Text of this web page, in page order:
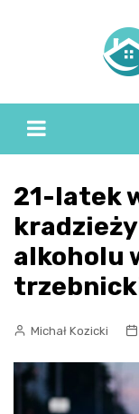
21-latek
alkoholu
Michał Kozicki